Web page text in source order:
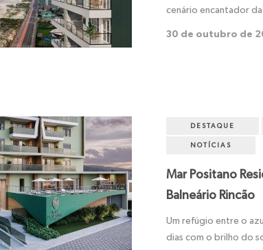
cenário encantador da
30 de outubro de
DESTAQUE
NOTÍCIAS
Mar Positano
Balneário Rincão
Um refúgio entre o
dias com o brilho do